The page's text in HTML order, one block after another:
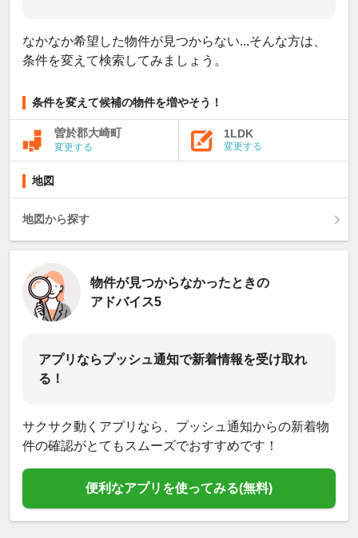
なかなか希望した物件が見つからない...そんな方は、
条件を変えて検索してみましょう。
条件を変えて候補の物件を増やそう！
曽於郡大崎町
変更する
1LDK
変更する
地図
地図から探す
物件が見つからなかったときの
アドバイス5
アプリならプッシュ通知で新着情報を受け取れ
る！
サクサク動くアプリなら、プッシュ通知からの新着物
件の確認がとてもスムーズでおすすめです！
便利なアプリを使ってみる(無料)